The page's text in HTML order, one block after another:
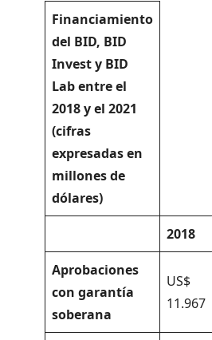
Financiamiento
del BID, BID
Invest y BID
Lab entre el
2018 y el 2021
(cifras
expresadas en
millones de
dólares)
2018
Aprobaciones
con garantía
soberana
US$
11.967